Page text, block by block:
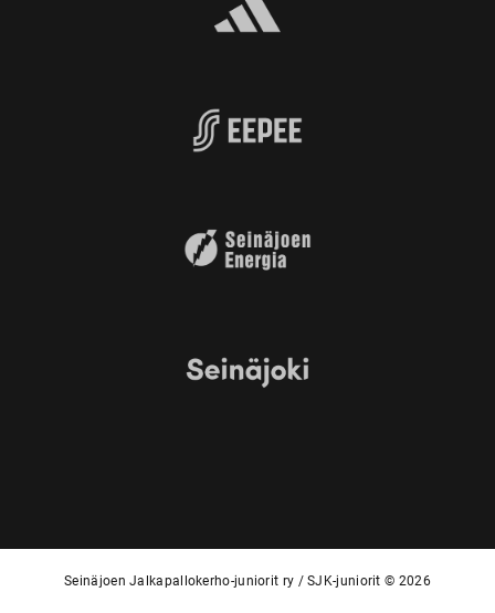
Seinäjoen Jalkapallokerho-juniorit ry / SJK-juniorit © 2026